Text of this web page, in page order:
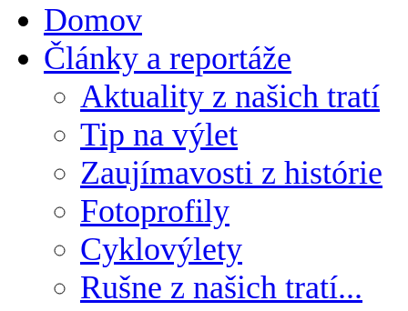
Domov
Články a reportáže
Aktuality z našich tratí
Tip na výlet
Zaujímavosti z histórie
Fotoprofily
Cyklovýlety
Rušne z našich tratí...